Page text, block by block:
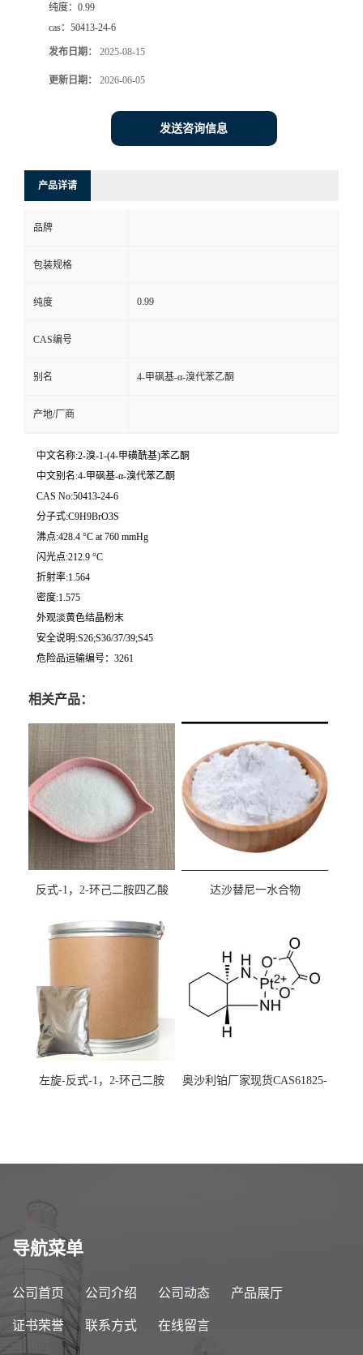
纯度： 0.99
cas： 50413-24-6
发布日期： 2025-08-15
更新日期： 2026-06-05
发送咨询信息
产品详请
品牌
包装规格
纯度 0.99
CAS编号
别名 4-甲砜基-α-溴代苯乙酮
产地/厂商
中文名称:2-溴-1-(4-甲磺酰基)苯乙酮
中文别名:4-甲砜基-α-溴代苯乙酮
CAS No:50413-24-6
分子式:C9H9BrO3S
沸点:428.4 °C at 760 mmHg
闪光点:212.9 °C
折射率:1.564
密度:1.575
外观淡黄色结晶粉末
安全说明:S26;S36/37/39;S45
危险品运输编号：3261
相关产品：
反式-1，2-环己二胺四乙酸
达沙替尼一水合物
左旋-反式-1，2-环己二胺
奥沙利铂厂家现货CAS61825-
导航菜单
公司首页 公司介绍 公司动态 产品展厅
证书荣誉 联系方式 在线留言